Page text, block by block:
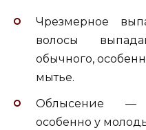
Чрезмерное
волосы
обычного,
мытье.
Облысение —
особенно у